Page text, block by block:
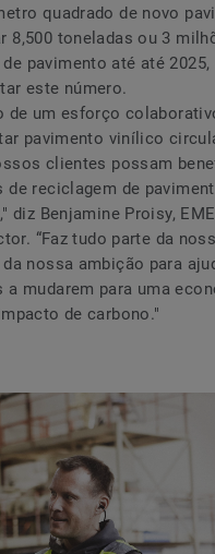
quadrado de novo
8,500 toneladas ou 3
pavimento até até
este número.
de um esforço
pavimento vinílico
clientes possam
de reciclagem de
diz Benjamine Proisy,
“Faz tudo parte da
nossa ambição para
a mudarem para uma
de carbono."